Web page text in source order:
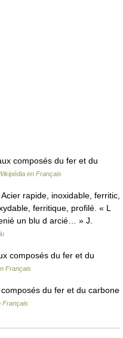
composés du fer et du
en Français
rapide, inoxidable, ferritic,
ferritique, profilé. « L
un blu d arcié… » J.
composés du fer et du
Français
du fer et du carbone
Français